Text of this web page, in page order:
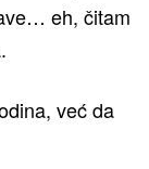
eh, čitam
već da